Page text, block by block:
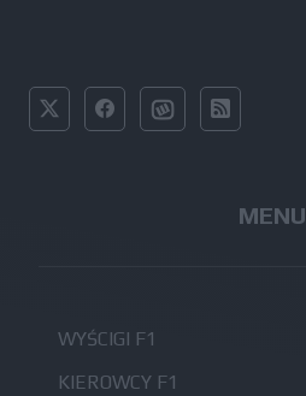
MENU
WYŚCIGI F1
KIEROWCY F1